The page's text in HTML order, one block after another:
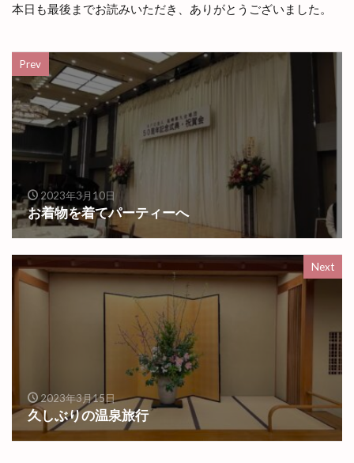
本日も最後までお読みいただき、ありがとうございました。
Prev
2023年3月10日
お着物を着てパーティーへ
Next
2023年3月15日
久しぶりの温泉旅行